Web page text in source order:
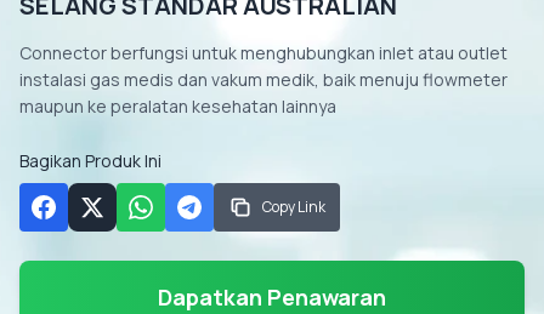
Connector berfungsi untuk menghubungkan inlet atau outlet
instalasi gas medis dan vakum medik, baik menuju flowmeter
maupun ke peralatan kesehatan lainnya
Bagikan Produk Ini
Copy Link
Dapatkan Penawaran